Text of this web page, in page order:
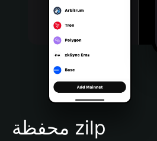
Bahasa Indonesia
Português (Brasil)
Español (Argentina)
محفظة zilp